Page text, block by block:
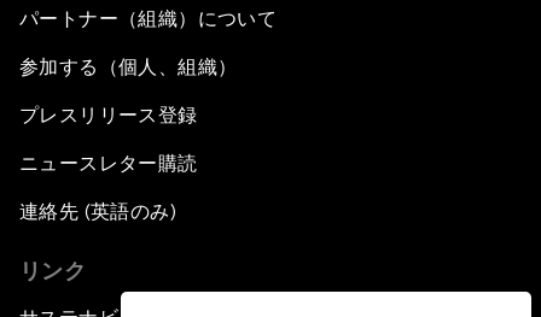
パートナー（組織）について
参加する（個人、組織）
プレスリリース登録
ニュースレター購読
連絡先 (英語のみ)
リンク